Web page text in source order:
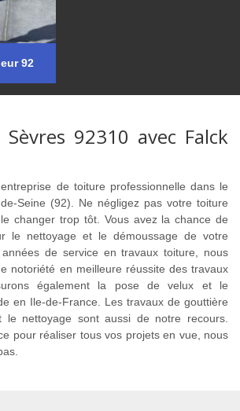
92
92310 avec Falck
de toiture professionnelle dans le
Seine (92). Ne négligez pas votre toiture
changer trop tôt. Vous avez la chance de
le nettoyage et le démoussage de votre
de service en travaux toiture, nous
notoriété en meilleure réussite des travaux
également la pose de velux et le
en Ile-de-France. Les travaux de gouttière
nettoyage sont aussi de notre recours.
pour réaliser tous vos projets en vue, nous